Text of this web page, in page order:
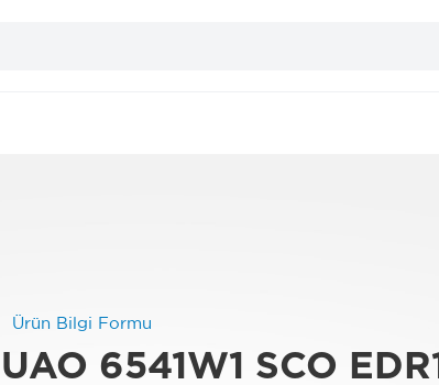
Ürün Bilgi Formu
UAO 6541W1 SCO EDR1